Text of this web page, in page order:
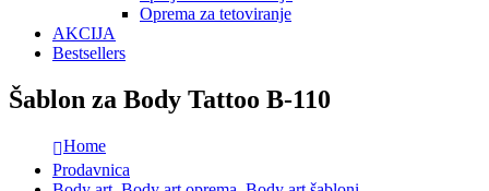
Oprema za tetoviranje
AKCIJA
Bestsellers
Šablon za Body Tattoo B-110
Home
Prodavnica